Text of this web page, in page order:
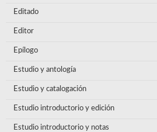
Editado
Editor
Epílogo
Estudio y antología
Estudio y catalogación
Estudio introductorio y edición
Estudio introductorio y notas